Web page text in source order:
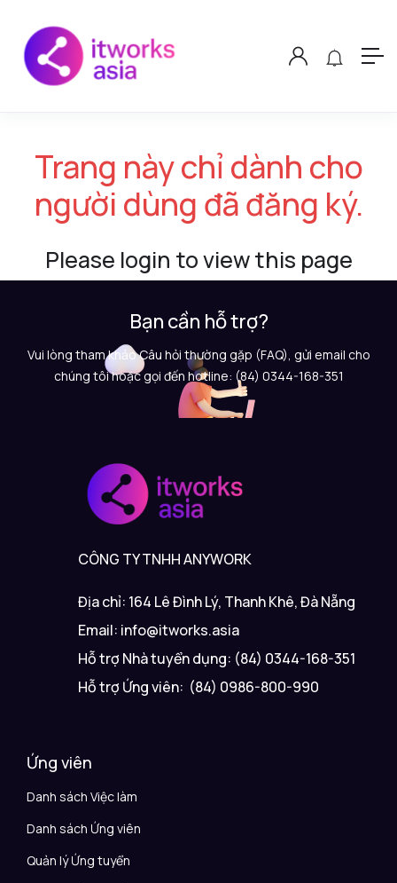
Trang này chỉ dành cho
người dùng đã đăng ký.
Please login to view this page
Bạn cần hỗ trợ?
Vui lòng tham khảo Câu hỏi thường gặp (FAQ), gửi email cho
chúng tôi hoặc gọi đến hotline: (84) 0344-168-351
CÔNG TY TNHH ANYWORK
Địa chỉ: 164 Lê Đình Lý, Thanh Khê, Đà Nẵng
Email: info@itworks.asia
Hỗ trợ Nhà tuyển dụng: (84) 0344-168-351
Hỗ trợ Ứng viên: (84) 0986-800-990
Ứng viên
Danh sách Việc làm
Danh sách Ứng viên
Quản lý Ứng tuyển